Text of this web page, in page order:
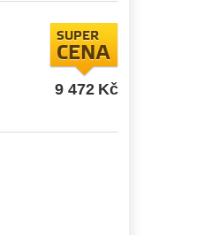
SUPER
CENA
9 472 Kč